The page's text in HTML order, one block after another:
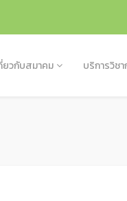
ยวกับสมาคม บริการวิชา